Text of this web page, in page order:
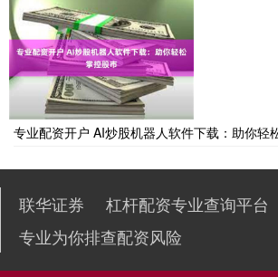
专业配资开户 AI炒股机器人软件下载：助你轻
联华证券
杠杆配资专业查询平台
专业为你排查配资风险